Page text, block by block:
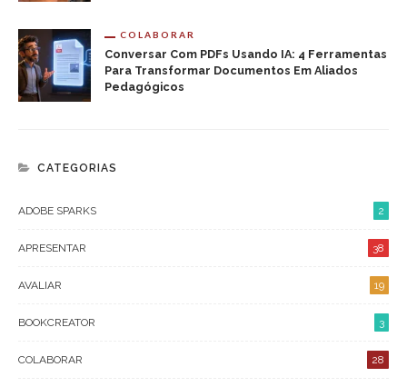
COLABORAR
Conversar Com PDFs Usando IA: 4 Ferramentas
Para Transformar Documentos Em Aliados
Pedagógicos
CATEGORIAS
ADOBE SPARKS 2
APRESENTAR 38
AVALIAR 19
BOOKCREATOR 3
COLABORAR 28